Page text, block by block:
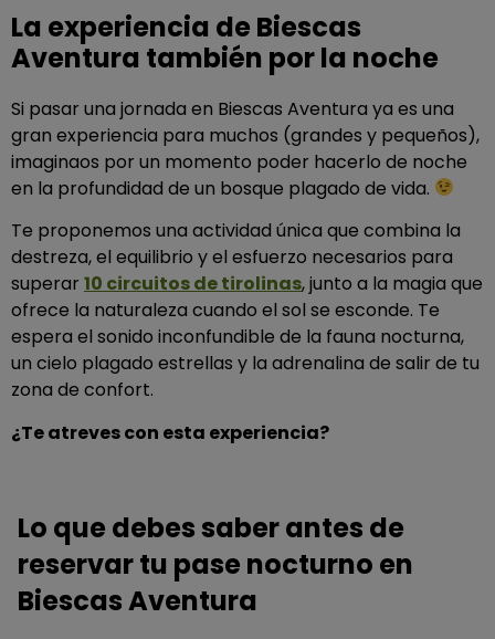
La experiencia de Biescas
Aventura también por la noche
Si pasar una jornada en Biescas Aventura ya es una
gran experiencia para muchos (grandes y pequeños),
imaginaos por un momento poder hacerlo de noche
en la profundidad de un bosque plagado de vida.
Te proponemos una actividad única que combina la
destreza, el equilibrio y el esfuerzo necesarios para
superar 10 circuitos de tirolinas, junto a la magia que
ofrece la naturaleza cuando el sol se esconde. Te
espera el sonido inconfundible de la fauna nocturna,
un cielo plagado estrellas y la adrenalina de salir de tu
zona de confort.
¿Te atreves con esta experiencia?
Lo que debes saber antes de
reservar tu pase nocturno en
Biescas Aventura